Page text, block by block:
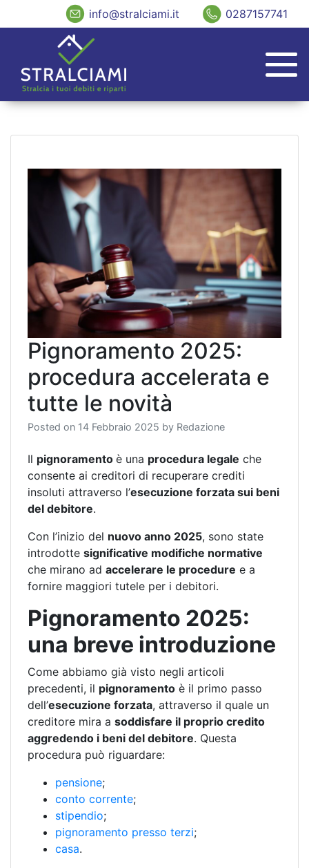
info@stralciami.it 0287157741
Pignoramento 2025:
procedura accelerata e
tutte le novità
Posted on 14 Febbraio 2025 by Redazione
Il pignoramento è una procedura legale che
consente ai creditori di recuperare crediti
insoluti attraverso l’esecuzione forzata sui beni
del debitore.
Con l’inizio del nuovo anno 2025, sono state
introdotte significative modifiche normative
che mirano ad accelerare le procedure e a
fornire maggiori tutele per i debitori.
Pignoramento 2025:
una breve introduzione
Come abbiamo già visto negli articoli
precedenti, il pignoramento è il primo passo
dell’esecuzione forzata, attraverso il quale un
creditore mira a soddisfare il proprio credito
aggredendo i beni del debitore. Questa
procedura può riguardare:
pensione;
conto corrente;
stipendio;
pignoramento presso terzi;
casa.